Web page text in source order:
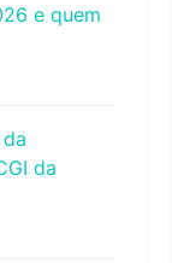
e quem
da